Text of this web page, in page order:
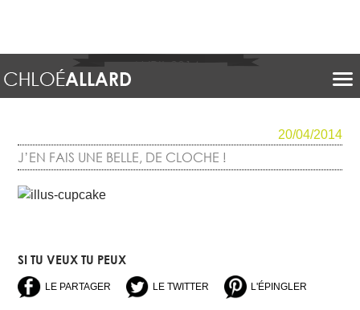
AVRIL 2014
20/04/2014
J’EN FAIS UNE BELLE, DE CLOCHE !
SI TU VEUX TU PEUX
LE PARTAGER LE TWITTER L'ÉPINGLER